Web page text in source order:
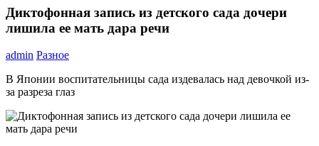
Диктофонная запись из детского сада дочери
лишила ее мать дара речи
admin Разное
В Японии воспитательницы сада издевалась над девочкой из-
за разреза глаз